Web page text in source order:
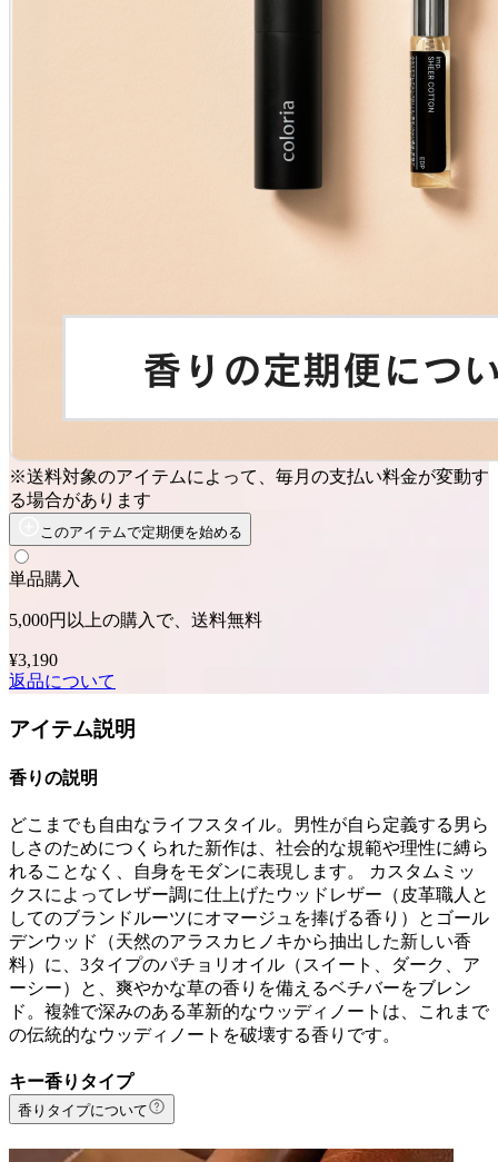
※送料対象のアイテムによって、毎月の支払い料金が変動す
る場合があります
このアイテムで定期便を始める
単品購入
5,000円以上の購入で、送料無料
¥3,190
返品について
アイテム説明
香りの説明
どこまでも自由なライフスタイル。男性が自ら定義する男ら
しさのためにつくられた新作は、社会的な規範や理性に縛ら
れることなく、自身をモダンに表現します。 カスタムミッ
クスによってレザー調に仕上げたウッドレザー（皮革職人と
してのブランドルーツにオマージュを捧げる香り）とゴール
デンウッド（天然のアラスカヒノキから抽出した新しい香
料）に、3タイプのパチョリオイル（スイート、ダーク、ア
ーシー）と、爽やかな草の香りを備えるベチバーをブレン
ド。複雑で深みのある革新的なウッディノートは、これまで
の伝統的なウッディノートを破壊する香りです。
キー香りタイプ
香りタイプについて